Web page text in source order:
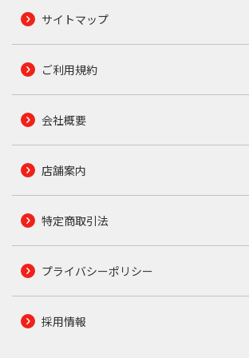
サイトマップ
ご利用規約
会社概要
店舗案内
特定商取引法
プライバシーポリシー
採用情報